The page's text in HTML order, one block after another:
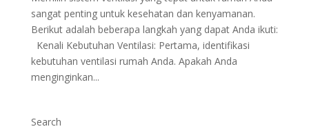
sangat penting untuk kesehatan dan kenyamanan.
Berikut adalah beberapa langkah yang dapat Anda ikuti:
Kenali Kebutuhan Ventilasi: Pertama, identifikasi
kebutuhan ventilasi rumah Anda. Apakah Anda
menginginkan...
Search